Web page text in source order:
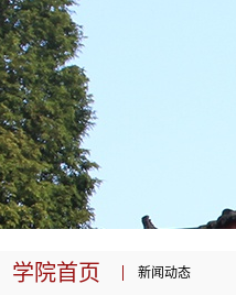
学院首页 新闻动态